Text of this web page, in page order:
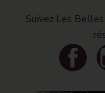
Suivez Les